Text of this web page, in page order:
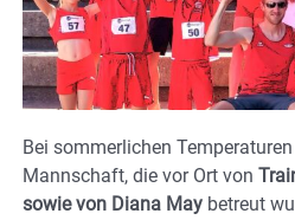
Bei sommerlichen
Mannschaft, die vor Ort von
sowie von Diana May betreut